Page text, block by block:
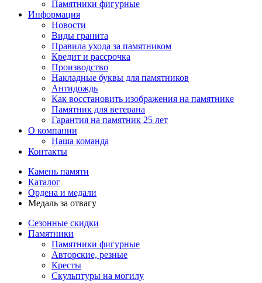
Памятники фигурные
Информация
Новости
Виды гранита
Правила ухода за памятником
Кредит и рассрочка
Производство
Накладные буквы для памятников
Антидождь
Как восстановить изображения на памятнике
Памятник для ветерана
Гарантия на памятник 25 лет
О компании
Наша команда
Контакты
Камень памяти
Каталог
Ордена и медали
Медаль за отвагу
Сезонные скидки
Памятники
Памятники фигурные
Авторские, резные
Кресты
Скульптуры на могилу